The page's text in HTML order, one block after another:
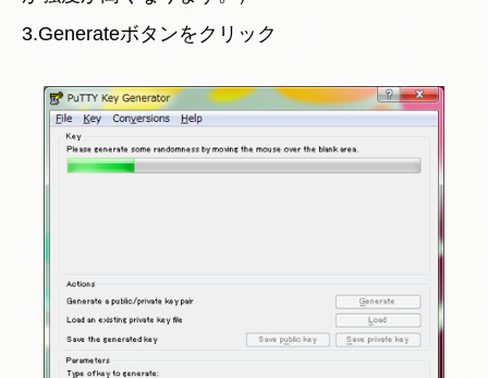
3.Generateボタンをクリック